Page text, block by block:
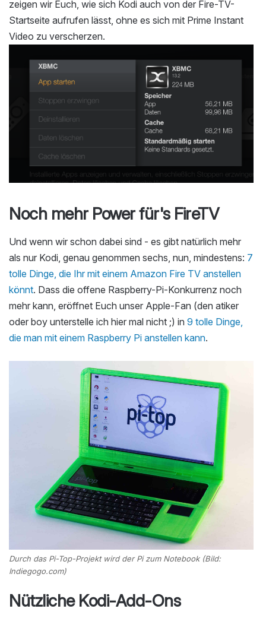
zeigen wir Euch, wie sich Kodi auch von der Fire-TV-
Startseite aufrufen lässt, ohne es sich mit Prime Instant
Video zu verscherzen.
Noch mehr Power für's FireTV
Und wenn wir schon dabei sind - es gibt natürlich mehr
als nur Kodi, genau genommen sechs, nun, mindestens: 7
tolle Dinge, die Ihr mit einem Amazon Fire TV anstellen
könnt. Dass die offene Raspberry-Pi-Konkurrenz noch
mehr kann, eröffnet Euch unser Apple-Fan (den atiker
oder boy unterstelle ich hier mal nicht ;) in 9 tolle Dinge,
die man mit einem Raspberry Pi anstellen kann.
Durch das Pi-Top-Projekt wird der Pi zum Notebook (Bild:
Indiegogo.com)
Nützliche Kodi-Add-Ons